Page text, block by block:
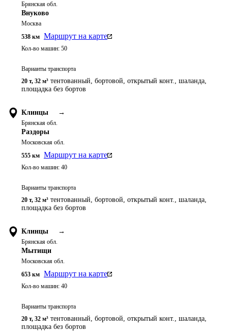
Брянская обл.
Внуково
Москва
538 км Маршрут на карте
Кол-во машин: 50
Варианты транспорта
20 т, 32 м³ тентованный, бортовой, открытый конт., шаланда,
площадка без бортов
Клинцы →
Брянская обл.
Раздоры
Московская обл.
555 км Маршрут на карте
Кол-во машин: 40
Варианты транспорта
20 т, 32 м³ тентованный, бортовой, открытый конт., шаланда,
площадка без бортов
Клинцы →
Брянская обл.
Мытищи
Московская обл.
653 км Маршрут на карте
Кол-во машин: 40
Варианты транспорта
20 т, 32 м³ тентованный, бортовой, открытый конт., шаланда,
площадка без бортов